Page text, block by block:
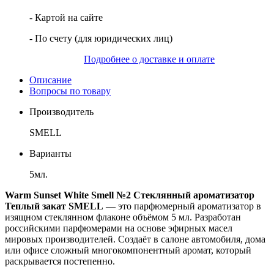
- Картой на сайте
- По счету (для юридических лиц)
Подробнее о доставке и оплате
Описание
Вопросы по товару
Производитель
SMELL
Варианты
5мл.
Warm Sunset White Smell №2 Стеклянный ароматизатор
Теплый закат SMELL — это парфюмерный ароматизатор в
изящном стеклянном флаконе объёмом 5 мл. Разработан
российскими парфюмерами на основе эфирных масел
мировых производителей. Создаёт в салоне автомобиля, дома
или офисе сложный многокомпонентный аромат, который
раскрывается постепенно.